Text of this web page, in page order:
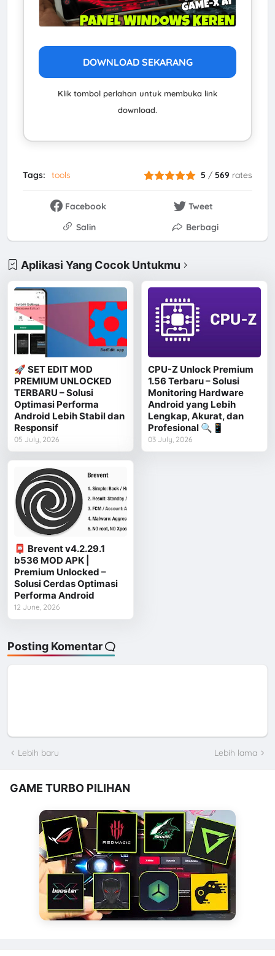
DOWNLOAD SEKARANG
Klik tombol perlahan untuk membuka link
download.
Tags: tools 5 /569 rates
Facebook
Tweet
Salin
Berbagi
Aplikasi Yang Cocok Untukmu
🚀 SET EDIT MOD
PREMIUM UNLOCKED
TERBARU – Solusi
Optimasi Performa
Android Lebih Stabil dan
Responsif
05 July, 2026
CPU-Z Unlock Premium
1.56 Terbaru – Solusi
Monitoring Hardware
Android yang Lebih
Lengkap, Akurat, dan
Profesional 🔍📱
03 July, 2026
📮 Brevent v4.2.29.1
b536 MOD APK |
Premium Unlocked –
Solusi Cerdas Optimasi
Performa Android
12 June, 2026
Posting Komentar
Lebih baru Lebih lama
GAME TURBO PILIHAN